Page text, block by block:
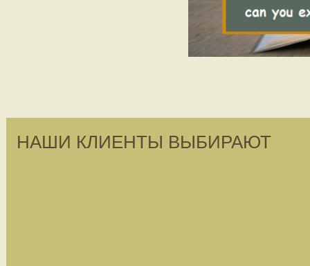
НАШИ КЛИЕНТЫ ВЫБИРАЮТ